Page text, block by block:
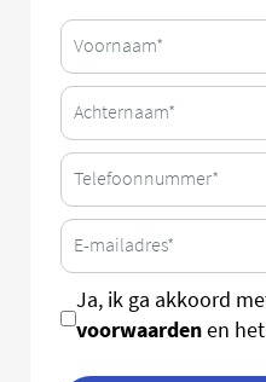
Ja, ik ga akkoord
voorwaardenen het